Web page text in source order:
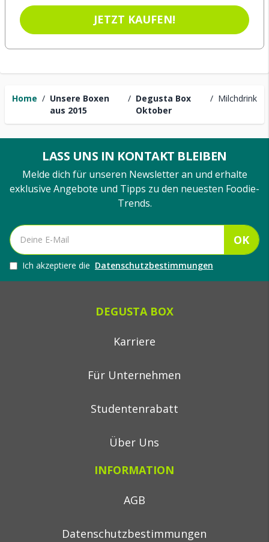
Home / Unsere Boxen
aus 2015
/ Degusta Box
Oktober
/ Milchdrink
JETZT KAUFEN!
LASS UNS IN KONTAKT BLEIBEN
Melde dich für unseren Newsletter an und erhalte
exklusive Angebote und Tipps zu den neuesten Foodie-
Trends.
OK
Ich akzeptiere die Datenschutzbestimmungen
DEGUSTA BOX
Karriere
Für Unternehmen
Studentenrabatt
Über Uns
INFORMATION
AGB
Datenschutzbestimmungen